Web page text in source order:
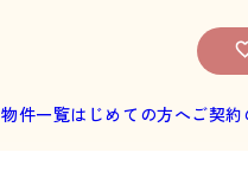
物件一覧はじめての方へご契